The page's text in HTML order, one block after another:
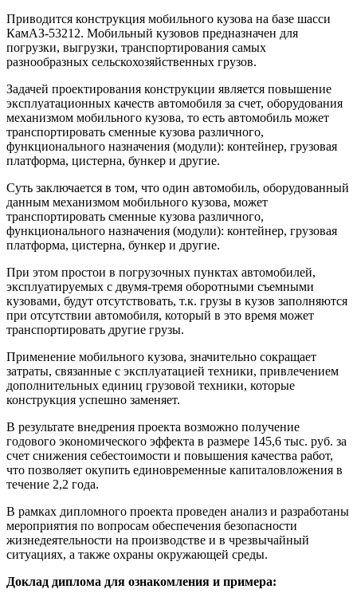
Приводится конструкция мобильного кузова на базе шасси
КамАЗ-53212. Мобильный кузовов предназначен для
погрузки, выгрузки, транспортирования самых
разнообразных сельскохозяйственных грузов.
Задачей проектирования конструкции является повышение
эксплуатационных качеств автомобиля за счет, оборудования
механизмом мобильного кузова, то есть автомобиль может
транспортировать сменные кузова различного,
функционального назначения (модули): контейнер, грузовая
платформа, цистерна, бункер и другие.
Суть заключается в том, что один автомобиль, оборудованный
данным механизмом мобильного кузова, может
транспортировать сменные кузова различного,
функционального назначения (модули): контейнер, грузовая
платформа, цистерна, бункер и другие.
При этом простои в погрузочных пунктах автомобилей,
эксплуатируемых с двумя-тремя оборотными съемными
кузовами, будут отсутствовать, т.к. грузы в кузов заполняются
при отсутствии автомобиля, который в это время может
транспортировать другие грузы.
Применение мобильного кузова, значительно сокращает
затраты, связанные с эксплуатацией техники, привлечением
дополнительных единиц грузовой техники, которые
конструкция успешно заменяет.
В результате внедрения проекта возможно получение
годового экономического эффекта в размере 145,6 тыс. руб. за
счет снижения себестоимости и повышения качества работ,
что позволяет окупить единовременные капиталовложения в
течение 2,2 года.
В рамках дипломного проекта проведен анализ и разработаны
мероприятия по вопросам обеспечения безопасности
жизнедеятельности на производстве и в чрезвычайный
ситуациях, а также охраны окружающей среды.
Доклад диплома для ознакомления и примера: